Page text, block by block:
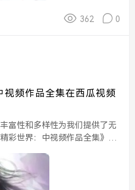
362 0
视频作品全集在西瓜视频
富性和多样性为我们提供了无
彩世界：中视频作品全集》便
大家深入探讨其背后的文化